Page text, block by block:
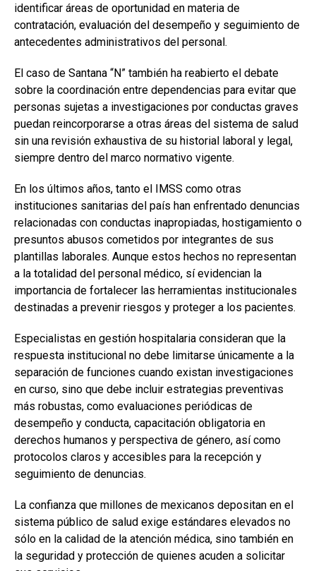
identificar áreas de oportunidad en materia de
contratación, evaluación del desempeño y seguimiento de
antecedentes administrativos del personal.
El caso de Santana “N” también ha reabierto el debate
sobre la coordinación entre dependencias para evitar que
personas sujetas a investigaciones por conductas graves
puedan reincorporarse a otras áreas del sistema de salud
sin una revisión exhaustiva de su historial laboral y legal,
siempre dentro del marco normativo vigente.
En los últimos años, tanto el IMSS como otras
instituciones sanitarias del país han enfrentado denuncias
relacionadas con conductas inapropiadas, hostigamiento o
presuntos abusos cometidos por integrantes de sus
plantillas laborales. Aunque estos hechos no representan
a la totalidad del personal médico, sí evidencian la
importancia de fortalecer las herramientas institucionales
destinadas a prevenir riesgos y proteger a los pacientes.
Especialistas en gestión hospitalaria consideran que la
respuesta institucional no debe limitarse únicamente a la
separación de funciones cuando existan investigaciones
en curso, sino que debe incluir estrategias preventivas
más robustas, como evaluaciones periódicas de
desempeño y conducta, capacitación obligatoria en
derechos humanos y perspectiva de género, así como
protocolos claros y accesibles para la recepción y
seguimiento de denuncias.
La confianza que millones de mexicanos depositan en el
sistema público de salud exige estándares elevados no
sólo en la calidad de la atención médica, sino también en
la seguridad y protección de quienes acuden a solicitar